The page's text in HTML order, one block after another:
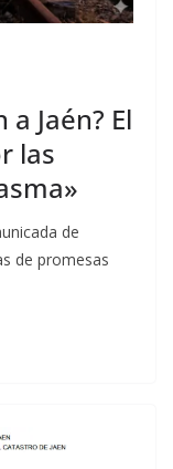
Jaén? El
las
de
de promesas